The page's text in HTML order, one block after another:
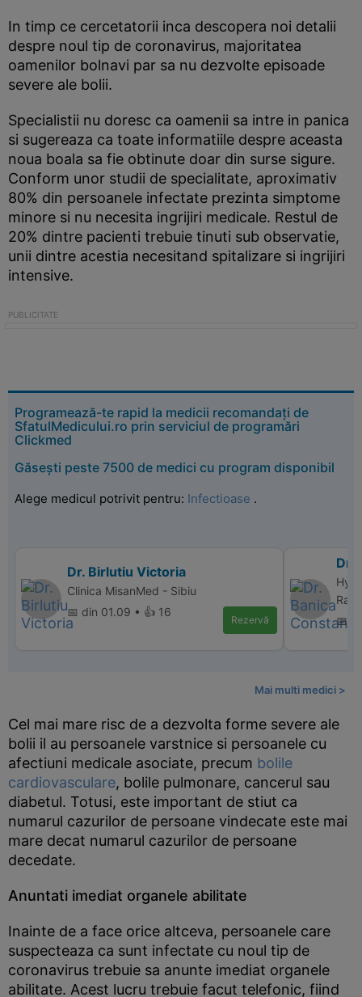
In timp ce cercetatorii inca descopera noi detalii
despre noul tip de coronavirus, majoritatea
oamenilor bolnavi par sa nu dezvolte episoade
severe ale bolii.
Specialistii nu doresc ca oamenii sa intre in panica
si sugereaza ca toate informatiile despre aceasta
noua boala sa fie obtinute doar din surse sigure.
Conform unor studii de specialitate, aproximativ
80% din persoanele infectate prezinta simptome
minore si nu necesita ingrijiri medicale. Restul de
20% dintre pacienti trebuie tinuti sub observatie,
unii dintre acestia necesitand spitalizare si ingrijiri
intensive.
Programează-te rapid la medicii recomandați de
SfatulMedicului.ro prin serviciul de programări
Clickmed
Găsești peste 7500 de medici cu program disponibil
Alege medicul potrivit pentru: Infectioase .
Dr. Birlutiu Victoria
Clinica MisanMed - Sibiu
📅 din 01.09 • 👍 16
Rezervă
Dr.
📅
Mai multi medici >
Cel mai mare risc de a dezvolta forme severe ale
bolii il au persoanele varstnice si persoanele cu
afectiuni medicale asociate, precum bolile
cardiovasculare, bolile pulmonare, cancerul sau
diabetul. Totusi, este important de stiut ca
numarul cazurilor de persoane vindecate este mai
mare decat numarul cazurilor de persoane
decedate.
Anuntati imediat organele abilitate
Inainte de a face orice altceva, persoanele care
suspecteaza ca sunt infectate cu noul tip de
coronavirus trebuie sa anunte imediat organele
abilitate. Acest lucru trebuie facut telefonic, fiind